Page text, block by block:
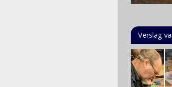
Verslag